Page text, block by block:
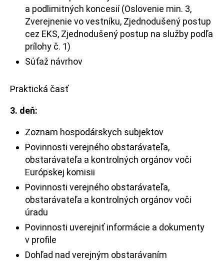
a podlimitných koncesií (Oslovenie min. 3,
Zverejnenie vo vestníku, Zjednodušený postup
cez EKS, Zjednodušený postup na služby podľa
prílohy č. 1)
Súťaž návrhov
Praktická časť
3. deň:
Zoznam hospodárskych subjektov
Povinnosti verejného obstarávateľa,
obstarávateľa a kontrolných orgánov voči
Európskej komisii
Povinnosti verejného obstarávateľa,
obstarávateľa a kontrolných orgánov voči
úradu
Povinnosti uverejniť informácie a dokumenty
v profile
Dohľad nad verejným obstarávaním